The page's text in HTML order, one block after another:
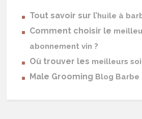
Tout savoir sur l’ huile à
Comment choisir le
abonnement vin ?
Où trouver les meilleurs
Male Grooming Blog Barbe